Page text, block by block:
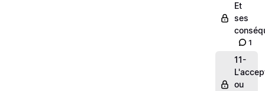
Et
ses
1
11-
ou